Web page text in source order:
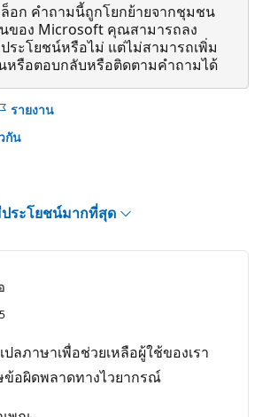
อก คำถามนี้ถูกโยกย้ายจากชุมชน
ของ Microsoft คุณสามารถลง
ระโยชน์หรือไม่ แต่ไม่สามารถเพิ่ม
หรือตอบกลับหรือติดตามคำถามได้
รายงาน
กัน
ระโยชน์มากที่สุด
ปลภาษาเพื่อช่วยเหลือผู้ใช้ของเรา
อผิดพลาดทางไวยากรณ์